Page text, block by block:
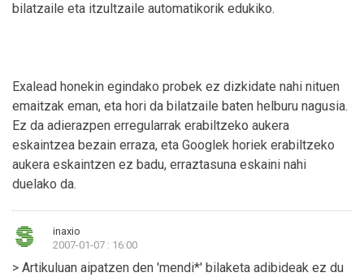
bilatzaile eta itzultzaile automatikorik edukiko.
Exalead honekin egindako probek ez dizkidate nahi nituen
emaitzak eman, eta hori da bilatzaile baten helburu nagusia.
Ez da adierazpen erregularrak erabiltzeko aukera
eskaintzea bezain erraza, eta Googlek horiek erabiltzeko
aukera eskaintzen ez badu, erraztasuna eskaini nahi
duelako da.
inaxio
2007-01-07 : 16:00
> Artikuluan aipatzen den 'mendi*' bilaketa adibideak ez du